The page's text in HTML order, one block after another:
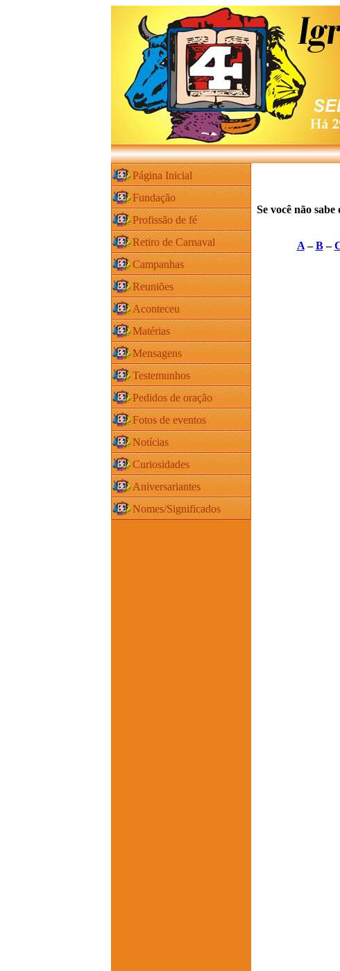
Página Inicial
Fundação
Profissão de fé
Retiro de Carnaval
Campanhas
Reuniões
Aconteceu
Matérias
Mensagens
Testemunhos
Pedidos de oração
Fotos de eventos
Notícias
Curiosidades
Aniversariantes
Nomes/Significados
Se você não
A–B–